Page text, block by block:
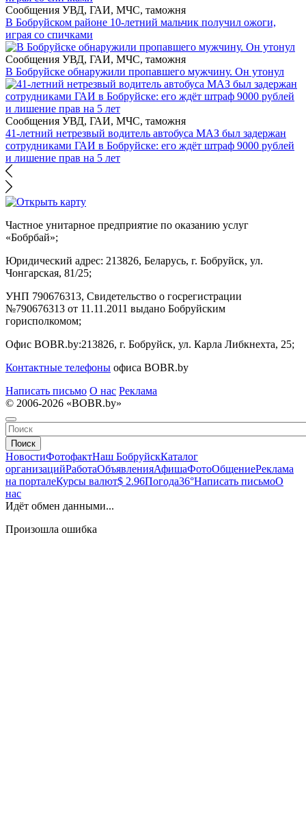
Сообщения УВД, ГАИ, МЧС, таможня
В Бобруйском районе 10-летний мальчик получил ожоги,
играя со спичками
Сообщения УВД, ГАИ, МЧС, таможня
В Бобруйске обнаружили пропавшего мужчину. Он утонул
Сообщения УВД, ГАИ, МЧС, таможня
41-летний нетрезвый водитель автобуса МАЗ был задержан
сотрудниками ГАИ в Бобруйске: его ждёт штраф 9000 рублей
и лишение прав на 5 лет
Частное унитарное предприятие по оказанию услуг
«Бобрбай»;
Юридический адрес: 213826, Беларусь, г. Бобруйск, ул.
Чонгарская, 81/25;
УНП 790676313, Свидетельство о госрегистрации
№790676313 от 11.11.2011 выдано Бобруйским
горисполкомом;
Офис BOBR.by:213826, г. Бобруйск, ул. Карла Либкнехта, 25;
Контактные телефоны офиса BOBR.by
Написать письмо О нас Реклама
© 2006-2026 «BOBR.by»
Поиск
НовостиФотофактНаш БобруйскКаталог
организацийРаботаОбъявленияАфишаФотоОбщениеРеклама
на порталеКурсы валют$ 2.96Погода36°Написать письмоО
нас
Идёт обмен данными...
Произошла ошибка